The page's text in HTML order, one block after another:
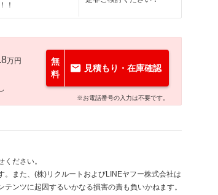
！
.8万円
無
料
見積もり・在庫確認
※お電話番号の入力は不要です。
ださい。
また、(株)リクルートおよびLINEヤフー株式会社は
ンツに起因するいかなる損害の責も負いかねます。